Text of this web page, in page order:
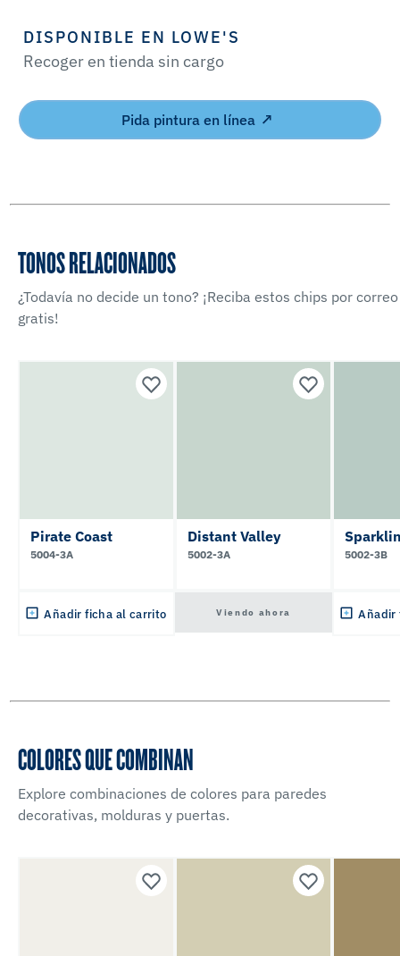
DISPONIBLE EN LOWE'S
Recoger en tienda sin cargo
Pida pintura en línea
TONOS RELACIONADOS
¿Todavía no decide un tono? ¡Reciba estos chips por correo
gratis!
Pirate Coast
5004-3A
Añadir ficha al carrito
Distant Valley
5002-3A
Viendo ahora
5002-3B
Añadir
COLORES QUE COMBINAN
Explore combinaciones de colores para paredes
decorativas, molduras y puertas.